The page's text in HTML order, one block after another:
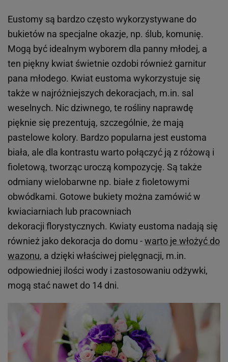
Eustomy są bardzo często wykorzystywane do
bukietów na specjalne okazje, np. ślub, komunię.
Mogą być idealnym wyborem dla panny młodej, a
ten piękny kwiat świetnie ozdobi również garnitur
pana młodego. Kwiat eustoma wykorzystuje się
także w najróżniejszych dekoracjach, m.in. sal
weselnych. Nic dziwnego, te rośliny naprawdę
pięknie się prezentują, szczególnie, że mają
pastelowe kolory. Bardzo popularna jest eustoma
biała, ale dla kontrastu warto połączyć ją z różową i
fioletową, tworząc uroczą kompozycję. Są także
odmiany wielobarwne np. białe z fioletowymi
obwódkami. Gotowe bukiety można zamówić w
kwiaciarniach lub pracowniach
dekoracji florystycznych. Kwiaty eustoma nadają się
również jako dekoracja do domu -warto je włożyć do
wazonu, a dzięki właściwej pielęgnacji, m.in.
odpowiedniej ilości wody i zastosowaniu odżywki,
mogą stać nawet do 14 dni.